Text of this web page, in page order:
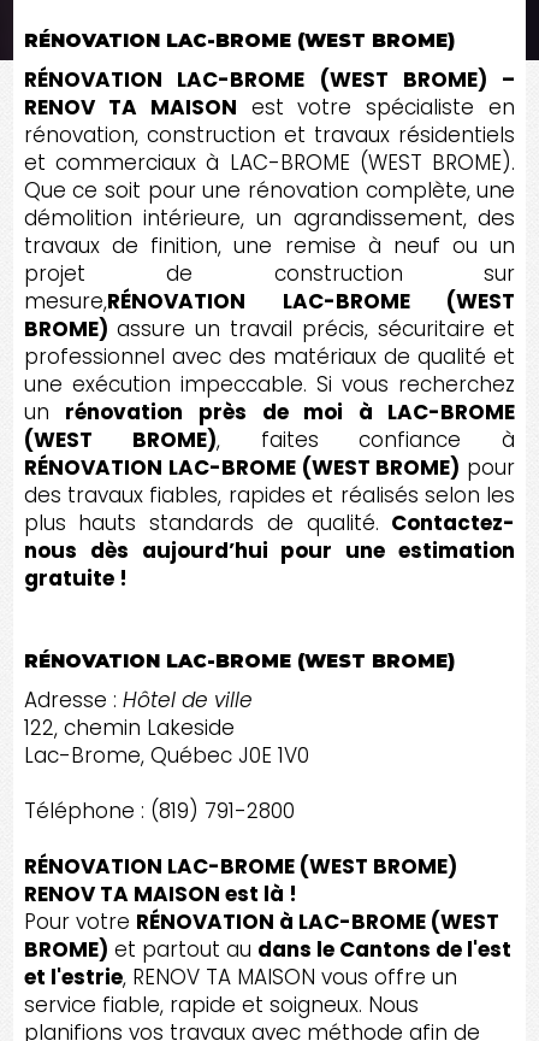
RÉNOVATION LAC-BROME (WEST BROME)
RÉNOVATION LAC-BROME (WEST BROME) –
RENOV TA MAISON est votre spécialiste en
rénovation, construction et travaux résidentiels
et commerciaux à LAC-BROME (WEST BROME).
Que ce soit pour une rénovation complète, une
démolition intérieure, un agrandissement, des
travaux de finition, une remise à neuf ou un
projet de construction sur
mesure,RÉNOVATION LAC-BROME (WEST
BROME) assure un travail précis, sécuritaire et
professionnel avec des matériaux de qualité et
une exécution impeccable. Si vous recherchez
un rénovation près de moi à LAC-BROME
(WEST BROME), faites confiance à
RÉNOVATION LAC-BROME (WEST BROME) pour
des travaux fiables, rapides et réalisés selon les
plus hauts standards de qualité. Contactez-
nous dès aujourd’hui pour une estimation
gratuite !
RÉNOVATION LAC-BROME (WEST BROME)
Adresse : Hôtel de ville
122, chemin Lakeside
Lac-Brome, Québec J0E 1V0
Téléphone : (819) 791-2800
RÉNOVATION LAC-BROME (WEST BROME)
RENOV TA MAISON est là !
Pour votre RÉNOVATION à LAC-BROME (WEST
BROME) et partout au dans le Cantons de l'est
et l'estrie, RENOV TA MAISON vous offre un
service fiable, rapide et soigneux. Nous
planifions vos travaux avec méthode afin de